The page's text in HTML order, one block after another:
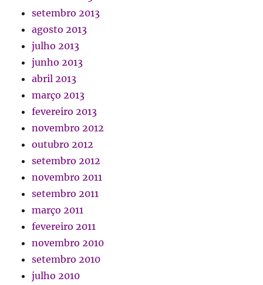
setembro 2013
agosto 2013
julho 2013
junho 2013
abril 2013
março 2013
fevereiro 2013
novembro 2012
outubro 2012
setembro 2012
novembro 2011
setembro 2011
março 2011
fevereiro 2011
novembro 2010
setembro 2010
julho 2010